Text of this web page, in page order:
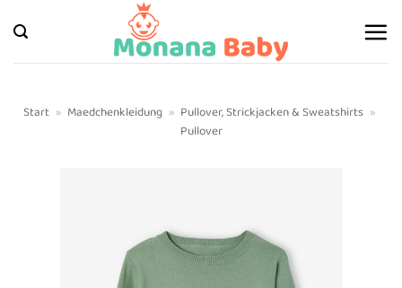
Inhalt
springen
Start » Maedchenkleidung » Pullover, Strickjacken & Sweatshirts »
Pullover